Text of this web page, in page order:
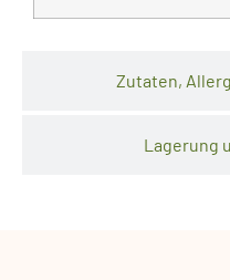
Zutaten,
Lagerung